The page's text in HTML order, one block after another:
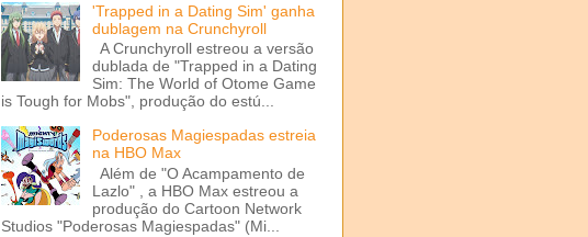
'Trapped in a Dating Sim' ganha
dublagem na Crunchyroll
A Crunchyroll estreou a versão
dublada de "Trapped in a Dating
Sim: The World of Otome Game
is Tough for Mobs", produção do estú...
Poderosas Magiespadas estreia
na HBO Max
Além de "O Acampamento de
Lazlo" , a HBO Max estreou a
produção do Cartoon Network
Studios "Poderosas Magiespadas" (Mi...